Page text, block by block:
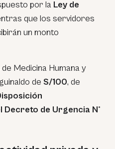
por la Ley de
que los servidores
un monto
Medicina Humana y
de S/100, de
Decreto de Urgencia N°